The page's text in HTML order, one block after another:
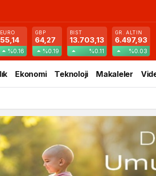
EURO
55,14
%0.16
GBP
64,27
%0.19
BIST
13.703,13
%0.11
GR. ALTIN
6.497,93
%0.03
Ekonomi Teknoloji Makaleler